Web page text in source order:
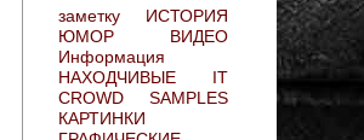
заметку
ИСТОРИЯ
ЮМОР
ВИДЕО
Информация
НАХОДЧИВЫЕ
IT
CROWD
SAMPLES
КАРТИНКИ